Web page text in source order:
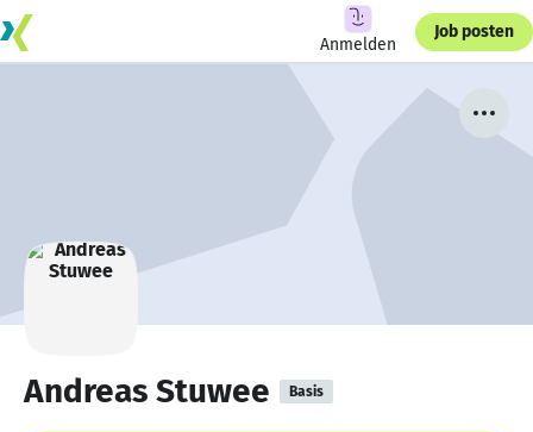
Anmelden
Job posten
Andreas Stuwee Basis